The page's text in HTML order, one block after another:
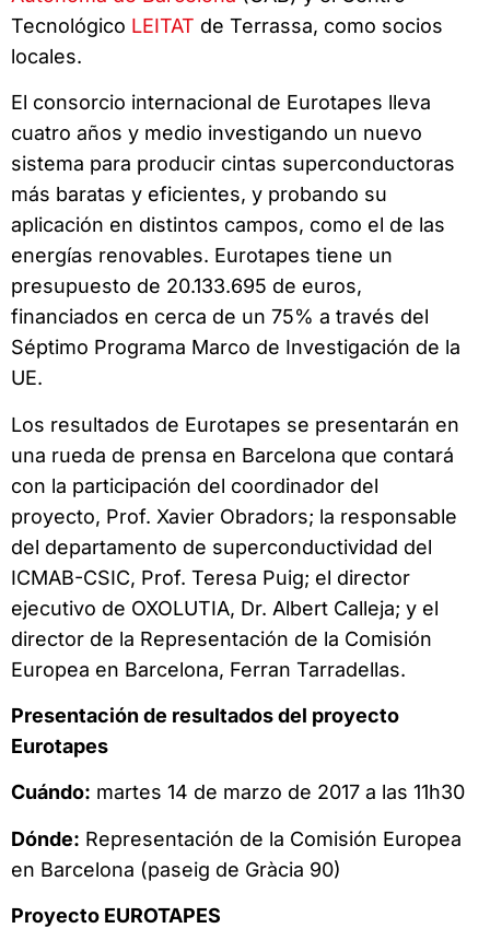
Tecnológico LEITAT de Terrassa, como socios
locales.
El consorcio internacional de Eurotapes lleva
cuatro años y medio investigando un nuevo
sistema para producir cintas superconductoras
más baratas y eficientes, y probando su
aplicación en distintos campos, como el de las
energías renovables. Eurotapes tiene un
presupuesto de 20.133.695 de euros,
financiados en cerca de un 75% a través del
Séptimo Programa Marco de Investigación de la
UE.
Los resultados de Eurotapes se presentarán en
una rueda de prensa en Barcelona que contará
con la participación del coordinador del
proyecto, Prof. Xavier Obradors; la responsable
del departamento de superconductividad del
ICMAB-CSIC, Prof. Teresa Puig; el director
ejecutivo de OXOLUTIA, Dr. Albert Calleja; y el
director de la Representación de la Comisión
Europea en Barcelona, Ferran Tarradellas.
Presentación de resultados del proyecto
Eurotapes
Cuándo: martes 14 de marzo de 2017 a las 11h30
Dónde: Representación de la Comisión Europea
en Barcelona (paseig de Gràcia 90)
Proyecto EUROTAPES